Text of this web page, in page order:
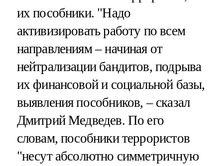
их пособники. "Надо
активизировать работу по всем
направлениям – начиная от
нейтрализации бандитов, подрыва
их финансовой и социальной базы,
выявления пособников, – сказал
Дмитрий Медведев. По его
словам, пособники террористов
"несут абсолютно симметричную